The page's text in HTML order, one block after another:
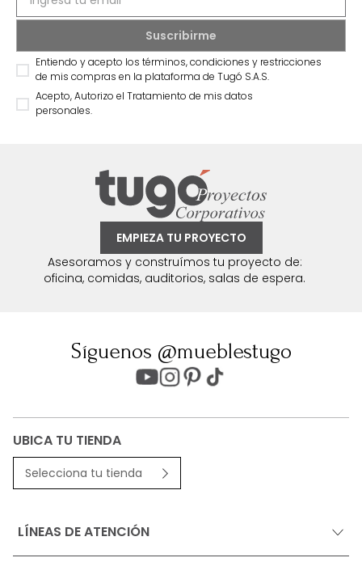
Entiendo y acepto los términos, condiciones y restricciones
de mis compras en la plataforma de Tugó S.A.S.
Acepto, Autorizo el Tratamiento de mis datos
personales.
EMPIEZA TU PROYECTO
Asesoramos y construímos tu proyecto de:
oficina, comidas, auditorios, salas de espera.
Síguenos @mueblestugo
UBICA TU TIENDA
Selecciona tu tienda
LÍNEAS DE ATENCIÓN